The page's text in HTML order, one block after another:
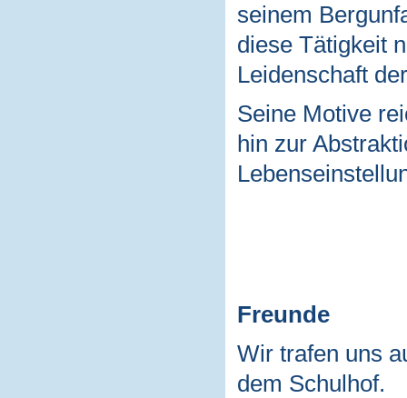
seinem
diese Tätigkeit
Leidenschaft
Seine Motive
hin zur
Freunde
Wir trafen uns
dem Schulhof.